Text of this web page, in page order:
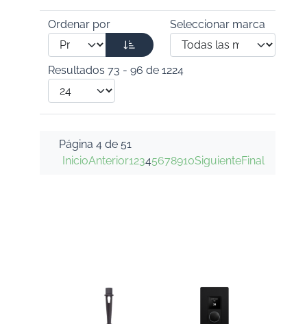
Ordenar por Seleccionar marca
Resultados 73 - 96 de 1224
Página 4 de 51
InicioAnterior12345678910SiguienteFinal